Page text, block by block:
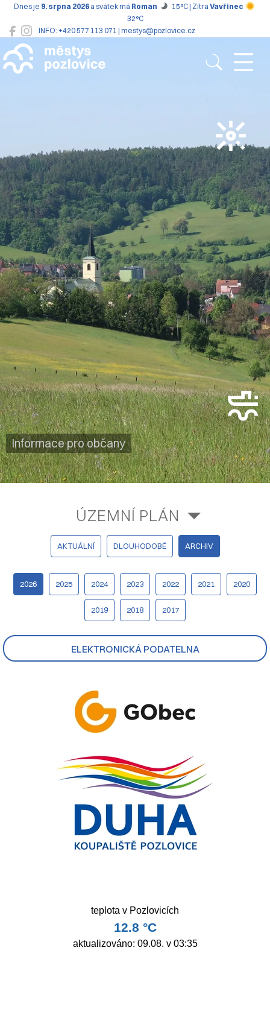
INFO: +420 577 113 071 | mestys@pozlovice.cz
Dnes je 9. srpna 2026 a svátek má Roman 15°C | Zítra Vavřinec
32°C
Pozlovice
Informace pro občany
ELEKTRONICKÁ PODATELNA
ÚZEMNÍ PLÁN
AKTUÁLNÍ DLOUHODOBÉ ARCHIV
2026 2025 2024 2023 2022 2021 2020
2019 2018 2017